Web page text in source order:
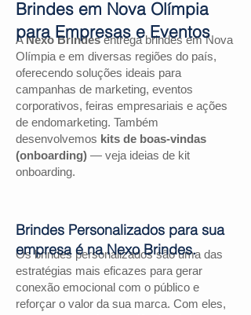
ANexo Brindesentrega brindes em Nova
Olímpia e em diversas regiões do país,
oferecendo soluções ideais para
campanhas de marketing, eventos
corporativos, feiras empresariais e ações
de endomarketing. Também
desenvolvemos kits de boas-vindas
(onboarding) — veja ideias de kit
onboarding.
Os brindes personalizados são uma das
estratégias mais eficazes para gerar
conexão emocional com o público e
reforçar o valor da sua marca. Com eles,
Brindes em Nova Olímpia
para Empresas e Eventos
Brindes Personalizados para sua
empresa é na Nexo Brindes.